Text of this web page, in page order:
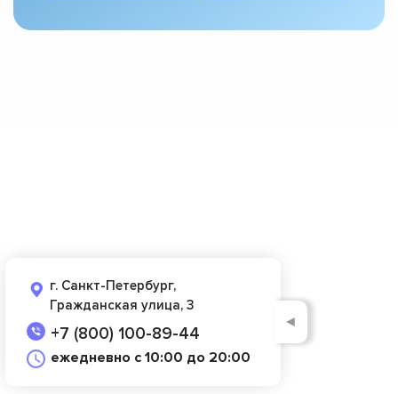
г. Санкт-Петербург,
Гражданская улица, 3
+7 (800) 100-89-44
ежедневно с 10:00 до 20:00
◄